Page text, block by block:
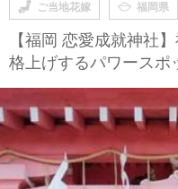
ご当地花嫁 福岡県
【福岡 恋愛成就神社
格上げするパワースポ